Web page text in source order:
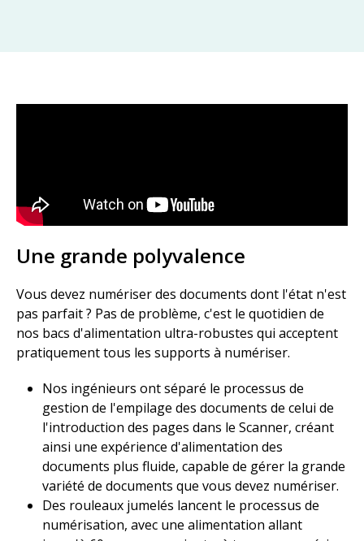
Une grande polyvalence​
Vous devez numériser des documents dont l'état n'est
pas parfait ? Pas de problème, c'est le quotidien de
nos bacs d'alimentation ultra-robustes qui acceptent
pratiquement tous les supports à numériser.​
Nos ingénieurs ont séparé le processus de
gestion de l'empilage des documents de celui de
l'introduction des pages dans le Scanner, créant
ainsi une expérience d'alimentation des
documents plus fluide, capable de gérer la grande
variété de documents que vous devez numériser.​
Des rouleaux jumelés lancent le processus de
numérisation, avec une alimentation allant